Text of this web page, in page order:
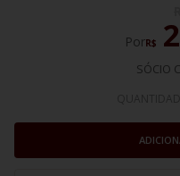
PorR$
SÓCIO